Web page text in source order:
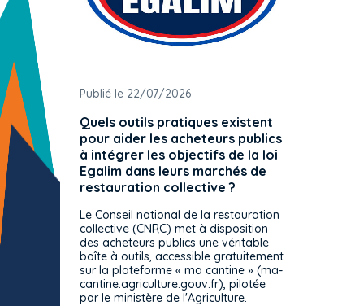
Publié le 22/07/2026
Quels outils pratiques existent
pour aider les acheteurs publics
à intégrer les objectifs de la loi
Egalim dans leurs marchés de
restauration collective ?
Le Conseil national de la restauration
collective (CNRC) met à disposition
des acheteurs publics une véritable
boîte à outils, accessible gratuitement
sur la plateforme « ma cantine » (ma-
cantine.agriculture.gouv.fr), pilotée
par le ministère de l'Agriculture.